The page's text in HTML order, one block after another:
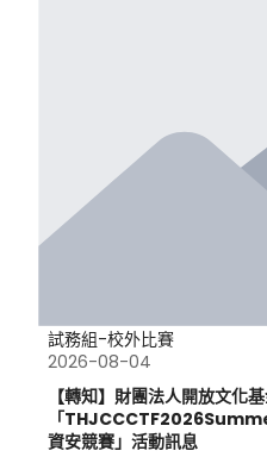
試務組-校外比賽
2026-08-04
【轉知】財團法人開放文化
「
資安競賽」活動訊息